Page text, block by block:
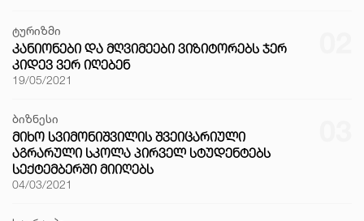
ტურიზმი
ᲙᲐᲜᲘᲝᲜᲔᲑᲘ ᲓᲐ ᲛᲦᲕᲘᲛᲔᲔᲑᲘ ᲕᲘᲖᲘᲢᲝᲠᲔᲑᲡ ᲯᲔᲠ
ᲙᲘᲓᲔᲕ ᲕᲔᲠ ᲘᲦᲔᲑᲔᲜ
19/05/2021
ბიზნესი
ᲛᲘᲮᲝ ᲡᲕᲘᲛᲝᲜᲘᲨᲕᲘᲚᲘᲡ ᲨᲕᲔᲘᲪᲐᲠᲘᲣᲚᲘ
ᲐᲒᲠᲐᲠᲣᲚᲘ ᲡᲙᲝᲚᲐ ᲞᲘᲠᲕᲔᲚ ᲡᲢᲣᲓᲔᲜᲢᲔᲑᲡ
ᲡᲔᲥᲢᲔᲛᲑᲔᲠᲨᲘ ᲛᲘᲘᲦᲔᲑᲡ
04/03/2021